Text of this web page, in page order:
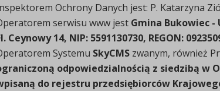
Ochrony Danych jest: P. Katarzyna
serwisu www jest Gmina Bukowiec -
Ceynowy 14, NIP: 5591130730, REGON:
Systemu SkyCMSzwanym, również
odpowiedzialnością z siedzibą w
do rejestru przedsiębiorców